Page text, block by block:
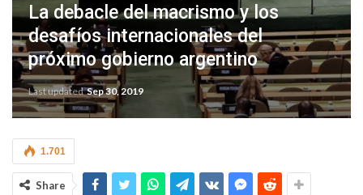
La debacle del macrismo y los
desafíos internacionales del
próximo gobierno argentino
Last updatedSep 30, 2019
1.701
Share